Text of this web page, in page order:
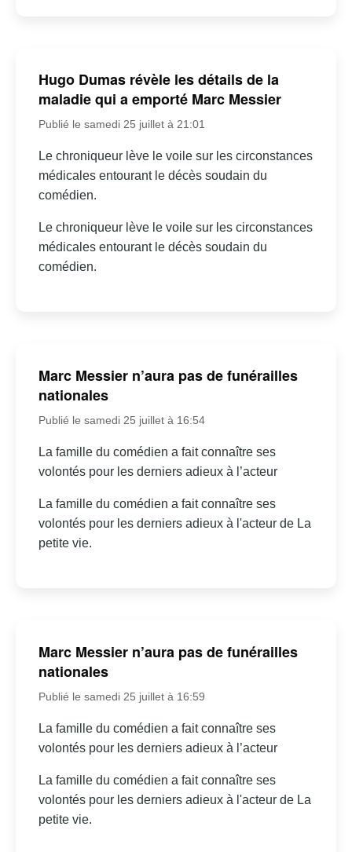
Hugo Dumas révèle les détails de la
maladie qui a emporté Marc Messier
Publié le samedi 25 juillet à 21:01
Le chroniqueur lève le voile sur les circonstances
médicales entourant le décès soudain du
comédien.
Le chroniqueur lève le voile sur les circonstances
médicales entourant le décès soudain du
comédien.
Marc Messier n’aura pas de funérailles
nationales
Publié le samedi 25 juillet à 16:54
La famille du comédien a fait connaître ses
volontés pour les derniers adieux à l’acteur
La famille du comédien a fait connaître ses
volontés pour les derniers adieux à l'acteur de La
petite vie.
Marc Messier n’aura pas de funérailles
nationales
Publié le samedi 25 juillet à 16:59
La famille du comédien a fait connaître ses
volontés pour les derniers adieux à l’acteur
La famille du comédien a fait connaître ses
volontés pour les derniers adieux à l'acteur de La
petite vie.